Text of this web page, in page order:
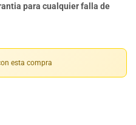
para cualquier falla de
esta compra